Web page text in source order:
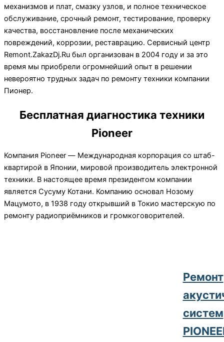
механизмов и плат, смазку узлов, и полное техническое
обслуживание, срочный ремонт, тестирование, проверку
качества, восстановление после механических
повреждений, коррозии, реставрацию. Сервисный центр
Remont.ZakazDj.Ru был организован в 2004 году и за это
время мы приобрели огромнейший опыт в решении
невероятно трудных задач по ремонту техники компании
Пионер.
Бесплатная диагностика техники
Pioneer
Компания Pioneer — Международная корпорация со штаб-
квартирой в Японии, мировой производитель электронной
техники. В настоящее время президентом компании
является Сусуму Котани. Компанию основал Нозому
Мацумото, в 1938 году открывший в Токио мастерскую по
ремонту радиоприёмников и громкоговорителей.
Pемонт
систем